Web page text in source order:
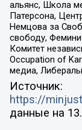
альянс, Школа
Патерсона,
Немцова за
свободу,
Комитет
Occupation of
медиа,
Источник:
https://
данные на